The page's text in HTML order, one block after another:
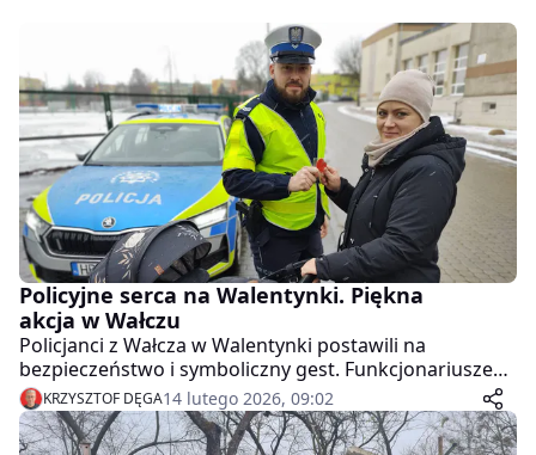
Policyjne serca na Walentynki. Piękna
akcja w Wałczu
Policjanci z Wałcza w Walentynki postawili na
bezpieczeństwo i symboliczny gest. Funkcjonariusze
ruchu drogowego rozdawali mieszkańcom
odblaskowe serca, przypominając, że troska o bliskich
zaczyna się od bezpiecznego powrotu do domu.
KRZYSZTOF DĘGA14 lutego 2026, 09:02